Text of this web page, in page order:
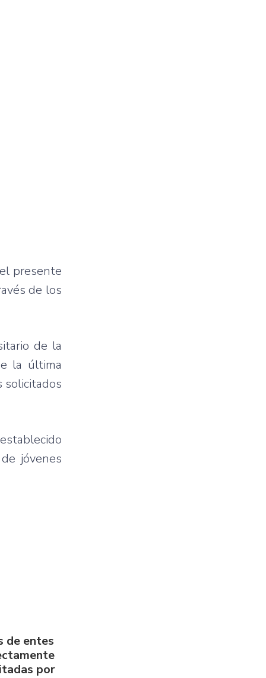
presente
de los
de la
la última
solicitados
jóvenes
de entes
por